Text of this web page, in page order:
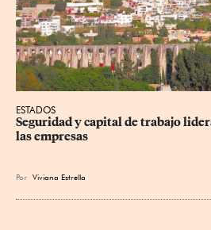
ESTADOS
Seguridad y capital de trabajo
las empresas
Por Viviana Estrella